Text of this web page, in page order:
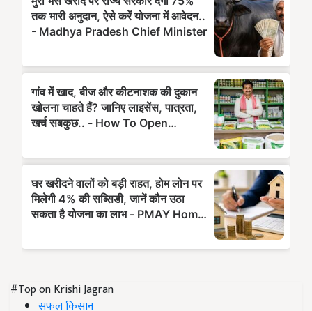
#Top on Krishi Jagran
सफल किसान